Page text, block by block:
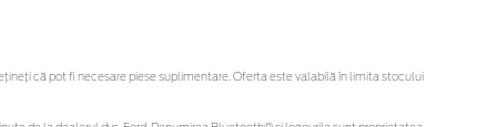
că pot fi necesare piese suplimentare. Oferta este valabilă în limita stocului